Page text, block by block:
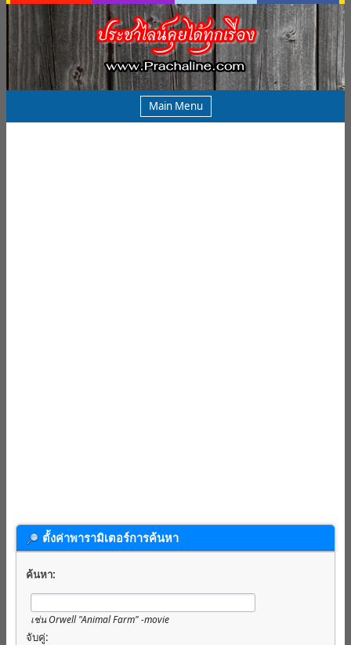
Main Menu
ตั้งค่าพารามิเตอร์การค้นหา
ค้นหา:
เช่นOrwell "Animal Farm" -movie
จับคู่: